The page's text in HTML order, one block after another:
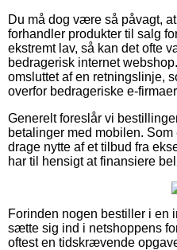
Du må dog være så påvagt,
forhandler produkter til salg
ekstremt lav, så kan det ofte
bedragerisk internet
omsluttet af en retningslinje,
overfor bedrageriske e-
Generelt foreslår vi
betalinger med mobilen.
drage nytte af et tilbud fra
har til hensigt at finansiere
Forinden nogen bestiller i en
sætte sig ind i netshoppens
oftest en tidskrævende